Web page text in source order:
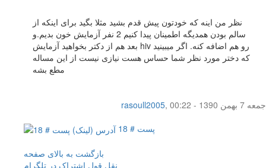
نظر من اینه که خودتون پیش قدم بشید مثلا بگید برای اینکه از
سالم بودن همدیگه اطمینان پیدا کنیم 2 نفر آزمایش خون بدیم.و
بعد هم از دکتر بخواهید آزمایش hiv رو هم اضافه کنه. اگر میبینید
که دختر مورد نظر شما حساس هست نیازی نیست از این مساله
مطع بشه
rasoull2005,
جمعه 7 بهمن 1390 - 00:22
پست # 18
بازگشت به بالای صفحه
نقل قول اشتراک در تلگرام